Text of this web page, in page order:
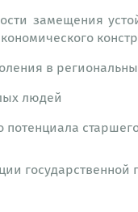
замещения
в
людей